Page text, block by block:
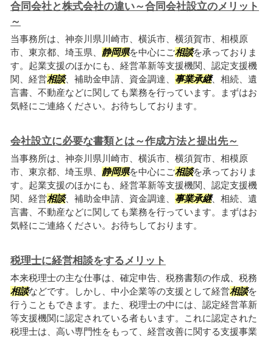
合同会社と株式会社の違い～合同会社設立のメリット
～
当事務所は、神奈川県川崎市、横浜市、横須賀市、相模原
市、東京都、埼玉県、 静岡県を中心にご相談を承っておりま
す。起業支援のほかにも、経営革新等支援機関、認定支援機
関、経営相談、補助金申請、資金調達、 事業承継、相続、遺
言書、不動産などに関しても業務を行っています。まずはお
気軽にご連絡ください。お待ちしております。
会社設立に必要な書類とは～作成方法と提出先～
当事務所は、神奈川県川崎市、横浜市、横須賀市、相模原
市、東京都、埼玉県、 静岡県を中心にご相談を承っておりま
す。起業支援のほかにも、経営革新等支援機関、認定支援機
関、経営相談、補助金申請、資金調達、 事業承継、相続、遺
言書、不動産などに関しても業務を行っています。まずはお
気軽にご連絡ください。お待ちしております。
税理士に経営相談をするメリット
本来税理士の主な仕事は、確定申告、税務書類の作成、税務
相談などです。しかし、中小企業等の支援として経営相談を
行うこともできます。また、税理士の中には、認定経営革新
等支援機関に認定されている者もいます。これに認定された
税理士は、高い専門性をもって、経営改善に関する支援事業